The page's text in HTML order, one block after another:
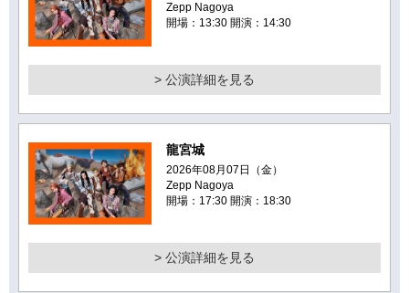
Zepp Nagoya
開場：13:30 開演：14:30
> 公演詳細を見る
龍宮城
2026年08月07日（金）
Zepp Nagoya
開場：17:30 開演：18:30
> 公演詳細を見る